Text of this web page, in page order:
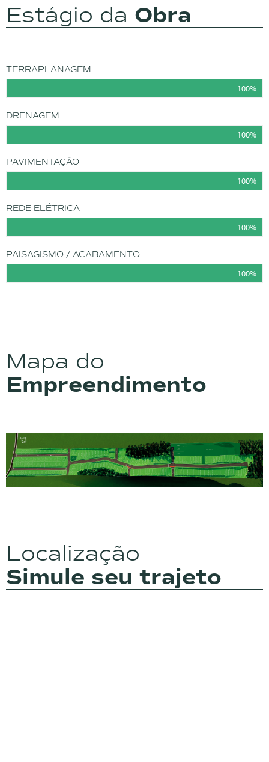
Estágio da Obra
TERRAPLANAGEM
100%
DRENAGEM
100%
PAVIMENTAÇÃO
100%
REDE ELÉTRICA
100%
PAISAGISMO / ACABAMENTO
100%
Mapa do
Empreendimento
Localização
Simule seu trajeto